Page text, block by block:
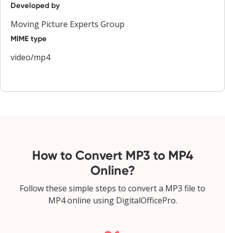
Developed by
Moving Picture Experts Group
MIME type
video/mp4
How to Convert MP3 to MP4
Online?
Follow these simple steps to convert a MP3 file to
MP4 online using DigitalOfficePro.